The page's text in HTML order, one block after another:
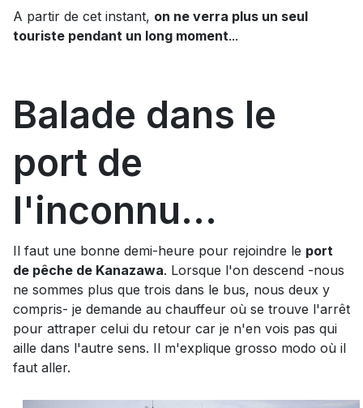
A partir de cet instant, on ne verra plus un seul
touriste pendant un long moment...
Balade dans le
port de
l'inconnu...
Il faut une bonne demi-heure pour rejoindre le port
de pêche de Kanazawa. Lorsque l'on descend -nous
ne sommes plus que trois dans le bus, nous deux y
compris- je demande au chauffeur où se trouve l'arrêt
pour attraper celui du retour car je n'en vois pas qui
aille dans l'autre sens. Il m'explique grosso modo où il
faut aller.